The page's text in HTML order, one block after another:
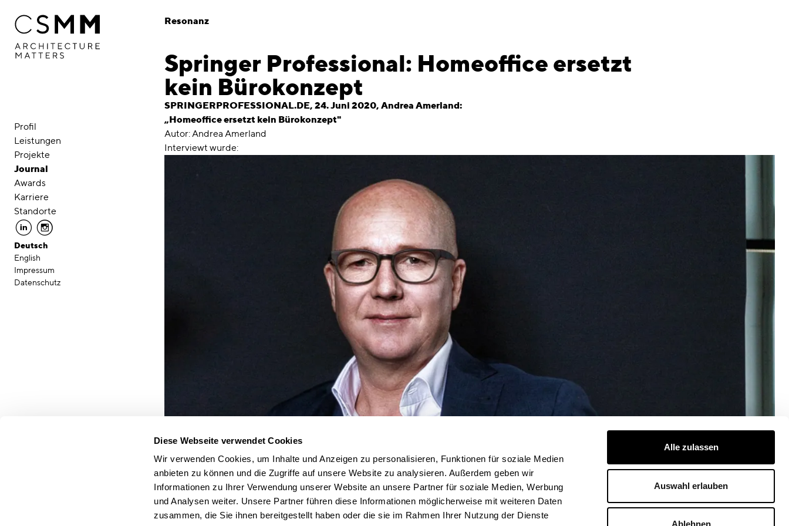
Diese Webseite verwendet Cookies
Wir verwenden Cookies, um Inhalte und Anzeigen zu personalisieren, Funktionen für soziale Medien
anbieten zu können und die Zugriffe auf unsere Website zu analysieren. Außerdem geben wir
Informationen zu Ihrer Verwendung unserer Website an unsere Partner für soziale Medien, Werbung
und Analysen weiter. Unsere Partner führen diese Informationen möglicherweise mit weiteren Daten
zusammen, die Sie ihnen bereitgestellt haben oder die sie im Rahmen Ihrer Nutzung der Dienste
Alle zulassen
Auswahl erlauben
Ablehnen
Profil
Leistungen
Projekte
Journal
Awards
Karriere
Standorte
linkedin instagram
Deutsch
English
Impressum
Datenschutz
Resonanz
Springer Professional: Homeoffice ersetzt
kein Bürokonzept
SPRINGERPROFESSIONAL.DE, 24. Juni 2020, Andrea Amerland:
„Homeoffice ersetzt kein Bürokonzept"
Autor: Andrea Amerland
Interviewt wurde:
Bildquelle:
CSMM/Wolf Heider-Sawall
Timo Brehme
leitet als Firmengründer und geschäftsführender Gesellschafter das